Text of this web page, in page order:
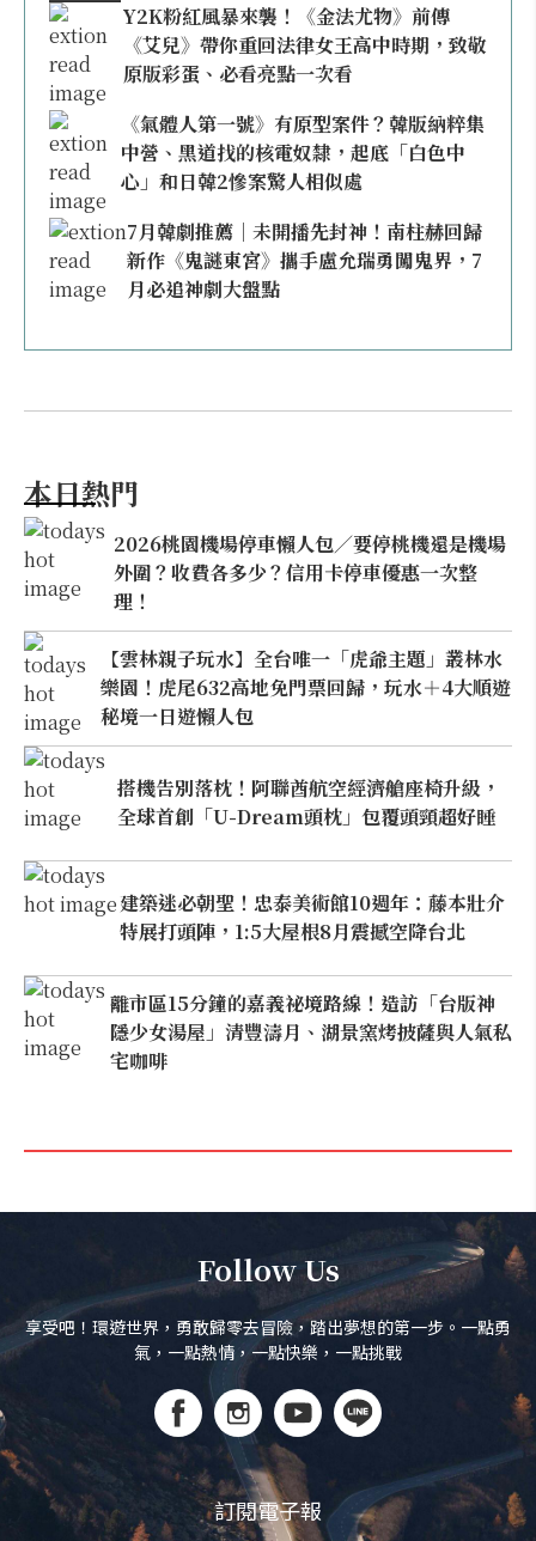
Y2K粉紅風暴來襲！《金法尤物》前傳
《艾兒》帶你重回法律女王高中時期，致敬
原版彩蛋、必看亮點一次看
《氣體人第一號》有原型案件？韓版納粹集
中營、黑道找的核電奴隸，起底「白色中
心」和日韓2慘案驚人相似處
7月韓劇推薦｜未開播先封神！南柱赫回歸
新作《鬼謎東宮》攜手盧允瑞勇闖鬼界，7
月必追神劇大盤點
本日熱門
2026桃園機場停車懶人包／要停桃機還是機場
外圍？收費各多少？信用卡停車優惠一次整
理！
【雲林親子玩水】全台唯一「虎爺主題」叢林水
樂園！虎尾632高地免門票回歸，玩水＋4大順遊
秘境一日遊懶人包
搭機告別落枕！阿聯酋航空經濟艙座椅升級，
全球首創「U-Dream頭枕」包覆頭頸超好睡
建築迷必朝聖！忠泰美術館10週年：藤本壯介
特展打頭陣，1:5大屋根8月震撼空降台北
離市區15分鐘的嘉義祕境路線！造訪「台版神
隱少女湯屋」清豐濤月、湖景窯烤披薩與人氣私
宅咖啡
Follow Us
享受吧！環遊世界，勇敢歸零去冒險，踏出夢想的第一步。一點勇
氣，一點熱情，一點快樂，一點挑戰
訂閱電子報